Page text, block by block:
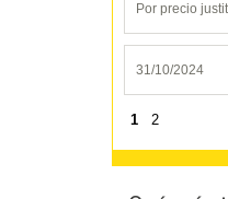
Por precio
31/10/2024
1 2